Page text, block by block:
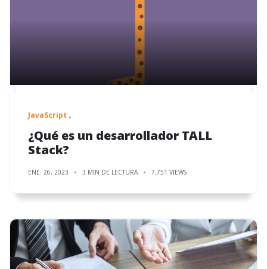
JavaScript
¿Qué es un desarrollador TALL
Stack?
ENE. 26, 2023 3 MIN DE LECTURA 7,751 VIEWS